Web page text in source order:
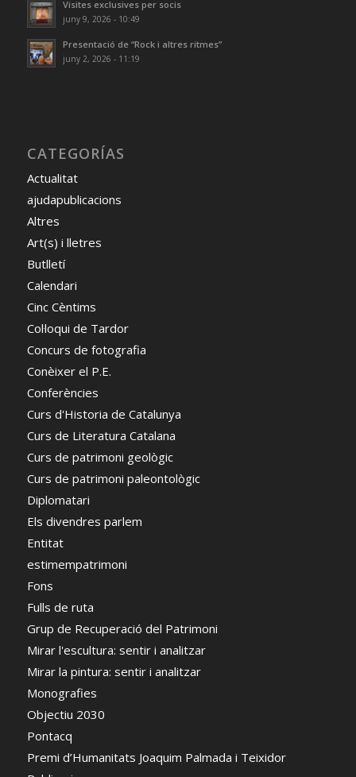
Visites exclusives per socis
juny 9, 2026 - 10:49
Presentació de “Rock i altres ritmes”
juny 2, 2026 - 11:19
CATEGORÍAS
Actualitat
ajudapublicacions
Altres
Art(s) i lletres
Butlletí
Calendari
Cinc Cèntims
Col·loqui de Tardor
Concurs de fotografia
Conèixer el P.E.
Conferències
Curs d'Historia de Catalunya
Curs de Literatura Catalana
Curs de patrimoni geològic
Curs de patrimoni paleontològic
Diplomatari
Els divendres parlem
Entitat
estimempatrimoni
Fons
Fulls de ruta
Grup de Recuperació del Patrimoni
Mirar l'escultura: sentir i analitzar
Mirar la pintura: sentir i analitzar
Monografies
Objectiu 2030
Pontacq
Premi d’Humanitats Joaquim Palmada i Teixidor